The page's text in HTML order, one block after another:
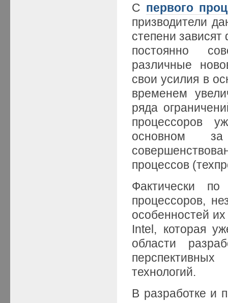
С первого
призводители
степени
постоянно
различные
свои усилия в
временем
ряда
процессоров
основном
процессов
Фактически
процессоров,
особенностей
Intel, которая
области
технологий.
В разработке и